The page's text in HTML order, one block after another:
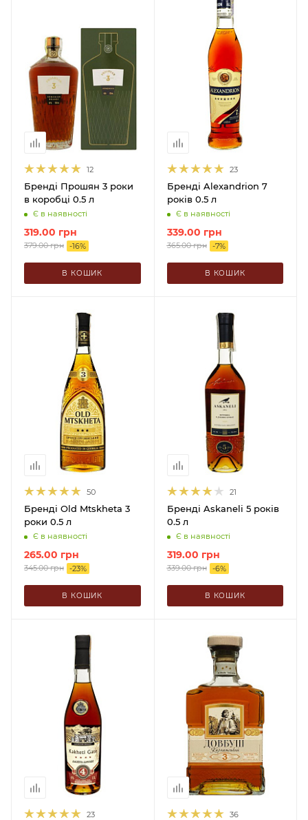
12
Бренді Прошян 3 роки
в коробці 0.5 л
Є в наявності
319.00 грн
379.00грн -16%
В КОШИК
23
Бренді Alexandrion 7
років 0.5 л
Є в наявності
339.00 грн
365.00грн -7%
В КОШИК
50
Бренді Old Mtskheta 3
роки 0.5 л
Є в наявності
265.00 грн
345.00грн -23%
В КОШИК
21
Бренді Askaneli 5 років
0.5 л
Є в наявності
319.00 грн
339.00грн -6%
В КОШИК
23 36